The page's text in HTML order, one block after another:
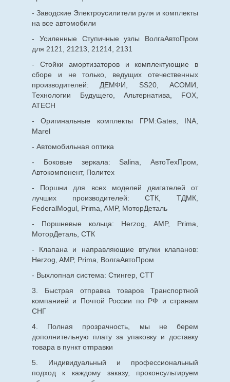
- Заводские Электроусилители руля и комплекты
на все автомобили
- Усиленные Ступичные узлы ВолгаАвтоПром
для 2121, 21213, 21214, 2131
- Стойки амортизаторов и комплектующие в
сборе и не только, ведущих отечественных
производителей: ДЕМФИ, SS20, АСОМИ,
Технологии Будущего, Альтернатива, FOX,
ATECH
- Оригинальные комплекты ГРМ:Gates, INA,
Marel
- Автомобильная оптика
- Боковые зеркала: Salina, АвтоТехПром,
Автокомпонент, Политех
- Поршни для всех моделей двигателей от
лучших производителей: СТК, ТДМК,
FederalMogul, Prima, AMP, МоторДеталь
- Поршневые кольца: Herzog, AMP, Prima,
МоторДеталь, СТК
- Клапана и направляющие втулки клапанов:
Herzog, AMP, Prima, ВолгаАвтоПром
- Выхлопная система: Стингер, СТТ
3. Быстрая отправка товаров Транспортной
компанией и Почтой России по РФ и странам
СНГ
4. Полная прозрачность, мы не берем
дополнительную плату за упаковку и доставку
товара в пункт отправки
5. Индивидуальный и профессиональный
подход к каждому заказу, проконсультируем